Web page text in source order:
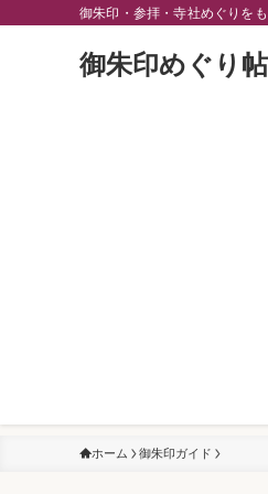
御朱印・参拝・寺社めぐりを
御朱印めぐり帖
ホーム 御朱印ガイド